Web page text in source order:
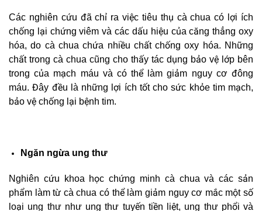
Các nghiên cứu đã chỉ ra việc tiêu thụ cà chua có lợi ích
chống lại chứng viêm và các dấu hiệu của căng thẳng oxy
hóa, do cà chua chứa nhiều chất chống oxy hóa. Những
chất trong cà chua cũng cho thấy tác dụng bảo vệ lớp bên
trong của mạch máu và có thể làm giảm nguy cơ đông
máu. Đây đều là những lợi ích tốt cho sức khỏe tim mạch,
bảo vệ chống lại bệnh tim.
Ngăn ngừa ung thư
Nghiên cứu khoa học chứng minh cà chua và các sản
phẩm làm từ cà chua có thể làm giảm nguy cơ mắc một số
loại ung thư như ung thư tuyến tiền liệt, ung thư phổi và